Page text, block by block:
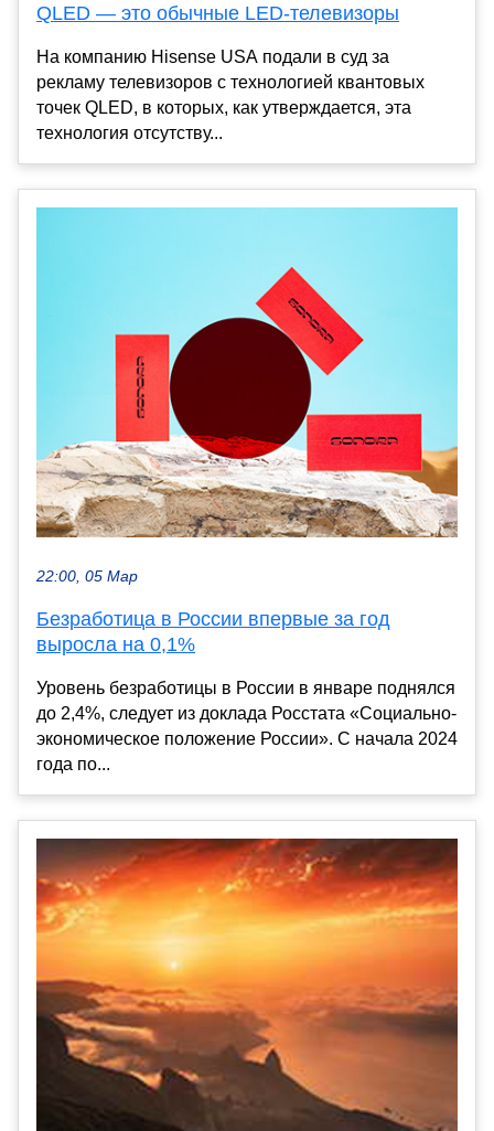
QLED — это обычные LED-телевизоры
На компанию Hisense USA подали в суд за
рекламу телевизоров с технологией квантовых
точек QLED, в которых, как утверждается, эта
технология отсутству...
22:00, 05 Мар
Безработица в России впервые за год
выросла на 0,1%
Уровень безработицы в России в январе поднялся
до 2,4%, следует из доклада Росстата «Социально-
экономическое положение России». С начала 2024
года по...